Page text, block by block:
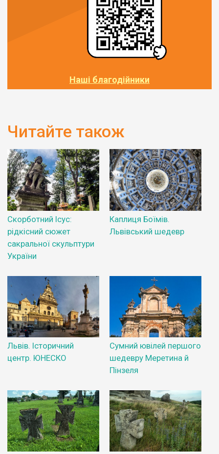
Наші благодійники
Читайте також
Скорботний Ісус:
рідкісний сюжет
сакральної скульптури
України
Каплиця Боїмів.
Львівський шедевр
Львів. Історичний
центр. ЮНЕСКО
Сумний ювілей першого
шедевру Меретина й
Пінзеля